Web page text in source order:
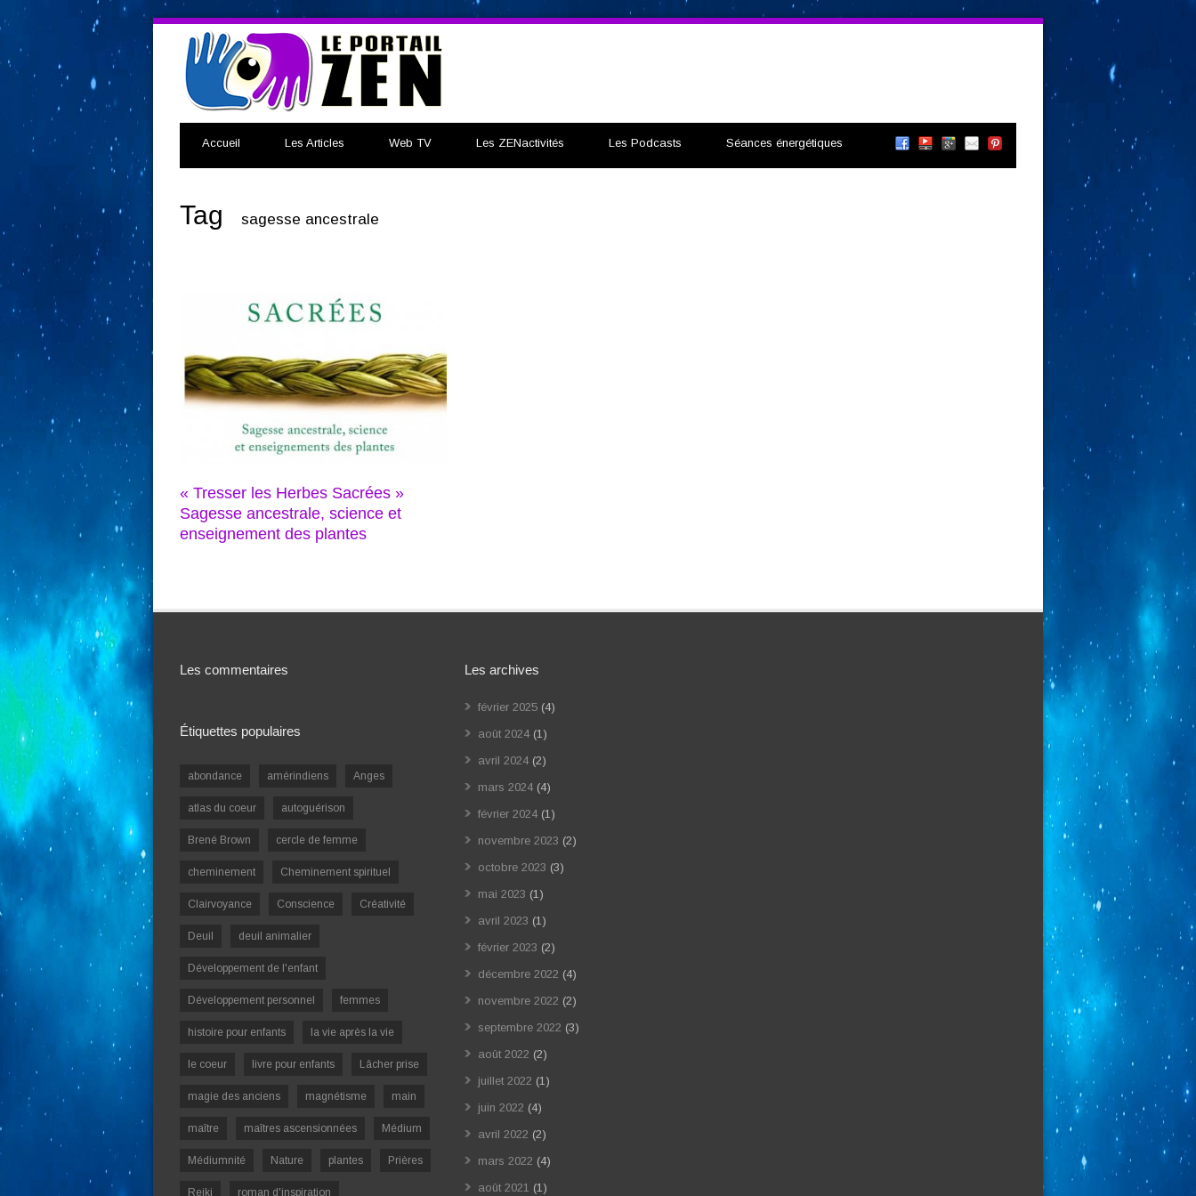
Accueil Les Articles Web TV Les ZENactivités Les Podcasts Séances énergétiques
Tag sagesse ancestrale
« Tresser les Herbes Sacrées »
Sagesse ancestrale, science et
enseignement des plantes
Les commentaires
Étiquettes populaires
abondance amérindiens Anges
atlas du coeur autoguérison
Brené Brown cercle de femme
cheminement Cheminement spirituel
Clairvoyance Conscience Créativité
Deuil deuil animalier
Développement de l'enfant
Développement personnel femmes
histoire pour enfants la vie après la vie
le coeur livre pour enfants Lâcher prise
magie des anciens magnétisme main
maître maîtres ascensionnées Médium
Médiumnité Nature plantes Prières
Reiki roman d'inspiration
Les archives
février 2025(4)
août 2024(1)
avril 2024(2)
mars 2024(4)
février 2024(1)
novembre 2023 (2)
octobre 2023 (3)
mai 2023 (1)
avril 2023 (1)
février 2023 (2)
décembre 2022 (4)
novembre 2022 (2)
septembre 2022 (3)
août 2022 (2)
juillet 2022 (1)
juin 2022 (4)
avril 2022 (2)
mars 2022 (4)
août 2021 (1)